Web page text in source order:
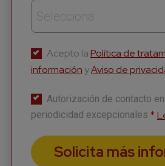
Apellido *
Correo *
Número celular *
Selecciona
Acepto la Política de
información yAviso de
Autorización de contacto
periodicidad excepcionales *
Solicita más